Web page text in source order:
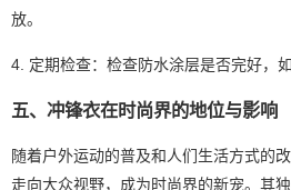
放。
4. 定期检查：检查防水涂层是否完好，
五、冲锋衣在时尚界的地位与影响
随着户外运动的普及和人们生活方式的
走向大众视野，成为时尚界的新宠。其